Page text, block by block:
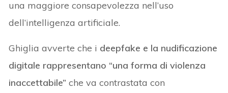
una maggiore consapevolezza nell’uso
dell’intelligenza artificiale.
Ghiglia avverte che i deepfake e la nudificazione
digitale rappresentano “una forma di violenza
inaccettabile” che va contrastata con